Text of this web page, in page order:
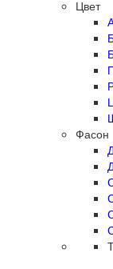
Цвет
Фасон